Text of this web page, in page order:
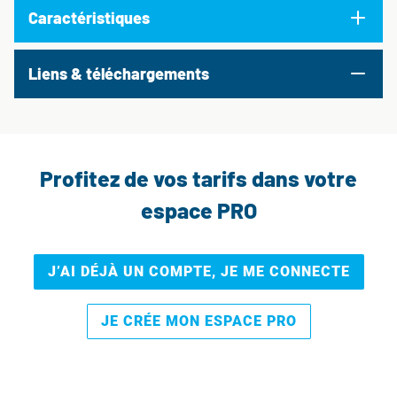
Caractéristiques
Liens & téléchargements
Profitez de vos tarifs dans votre
espace PRO
J’AI DÉJÀ UN COMPTE, JE ME CONNECTE
JE CRÉE MON ESPACE PRO